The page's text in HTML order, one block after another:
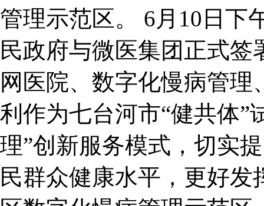
管理示范区。 6月10日下
民政府与微医集团正式
网医院、数字化慢病管
利作为七台河市“健共体”
理”创新服务模式，切实
民群众健康水平，更好